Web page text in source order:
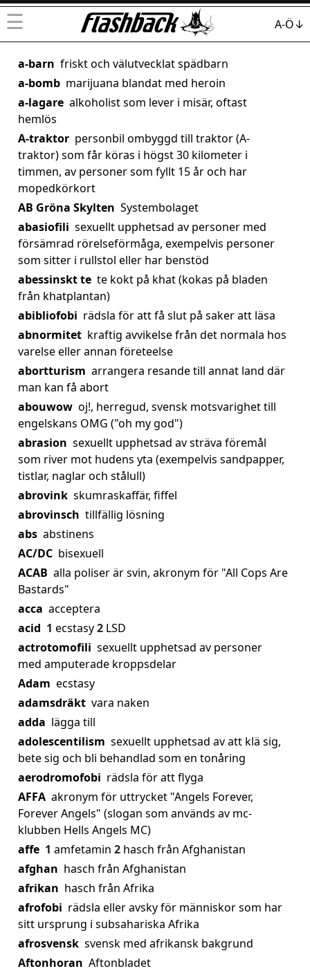
☰ A-Ö↓
a-barn friskt och välutvecklat spädbarn
a-bomb marijuana blandat med heroin
a-lagare alkoholist som lever i misär, oftast
hemlös
A-traktor personbil ombyggd till traktor (A-
traktor) som får köras i högst 30 kilometer i
timmen, av personer som fyllt 15 år och har
mopedkörkort
AB Gröna Skylten Systembolaget
abasiofili sexuellt upphetsad av personer med
försämrad rörelseförmåga, exempelvis personer
som sitter i rullstol eller har benstöd
abessinskt te te kokt på khat (kokas på bladen
från khatplantan)
abibliofobi rädsla för att få slut på saker att läsa
abnormitet kraftig avvikelse från det normala hos
varelse eller annan företeelse
abortturism arrangera resande till annat land där
man kan få abort
abouwow oj!, herregud, svensk motsvarighet till
engelskans OMG ("oh my god")
abrasion sexuellt upphetsad av sträva föremål
som river mot hudens yta (exempelvis sandpapper,
tistlar, naglar och stålull)
abrovink skumraskaffär, fiffel
abrovinsch tillfällig lösning
abs abstinens
AC/DC bisexuell
ACAB alla poliser är svin, akronym för "All Cops Are
Bastards"
acca acceptera
acid 1 ecstasy2 LSD
actrotomofili sexuellt upphetsad av personer
med amputerade kroppsdelar
Adam ecstasy
adamsdräkt vara naken
adda lägga till
adolescentilism sexuellt upphetsad av att klä sig,
bete sig och bli behandlad som en tonåring
aerodromofobi rädsla för att flyga
AFFA akronym för uttrycket "Angels Forever,
Forever Angels" (slogan som används av mc-
klubben Hells Angels MC)
affe 1 amfetamin 2 hasch från Afghanistan
afghan hasch från Afghanistan
afrikan hasch från Afrika
afrofobi rädsla eller avsky för människor som har
sitt ursprung i subsahariska Afrika
afrosvensk svensk med afrikansk bakgrund
Aftonhoran Aftonbladet